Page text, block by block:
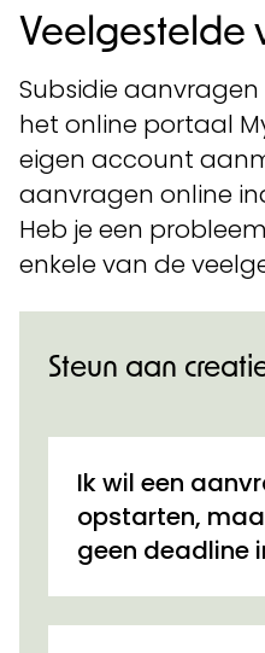
Veelgestelde
Subsidie aanvragen
het online portaal
eigen account
aanvragen online
Heb je een
enkele van de
Steun aan
Ik wil een
opstarten,
geen deadline